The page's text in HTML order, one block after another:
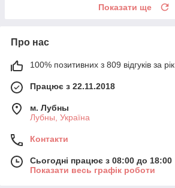
Показати ще
Про нас
100% позитивних з 809 відгуків за рік
Працює з 22.11.2018
м. Лубны
Лубны, Україна
Контакти
Сьогодні працює з 08:00 до 18:00
Показати весь графік роботи